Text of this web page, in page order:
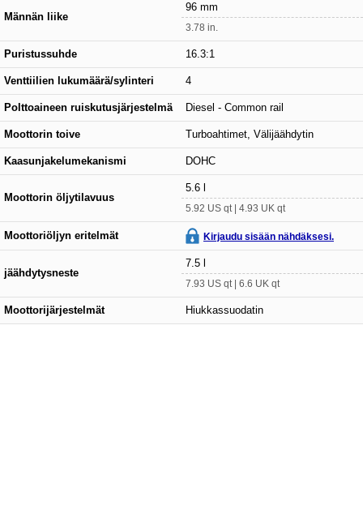
Männän liike
96 mm
3.78 in.
Puristussuhde 16.3:1
Venttiilien lukumäärä/sylinteri 4
Polttoaineen ruiskutusjärjestelmä Diesel - Common rail
Moottorin toive Turboahtimet, Välijäähdytin
Kaasunjakelumekanismi DOHC
Moottorin öljytilavuus
5.6 l
5.92 US qt | 4.93 UK qt
Moottoriöljyn eritelmät Kirjaudu sisään nähdäksesi.
jäähdytysneste
7.5 l
7.93 US qt | 6.6 UK qt
Moottorijärjestelmät Hiukkassuodatin